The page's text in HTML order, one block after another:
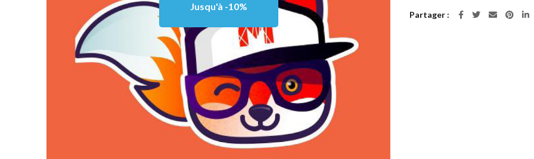
Jusqu'à -10%
Partager